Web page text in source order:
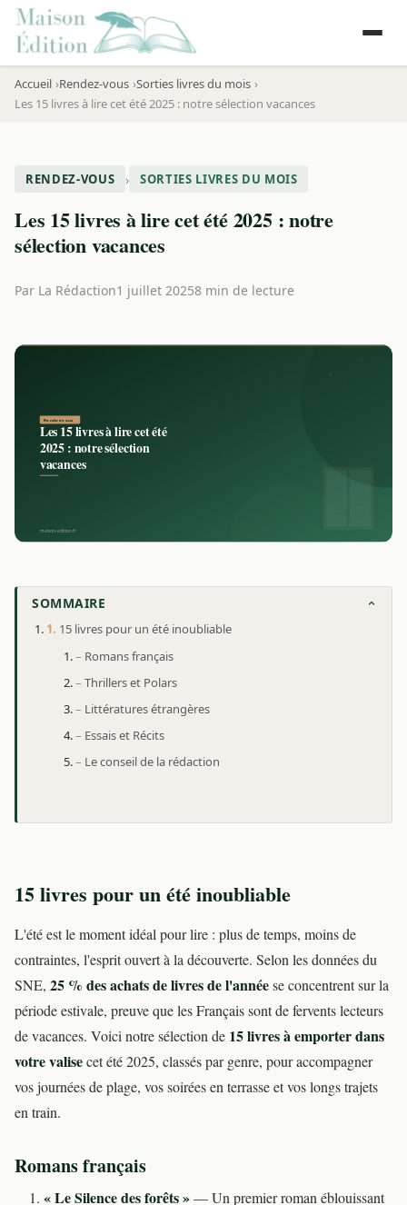
Accueil Rendez-vous Sorties livres du mois
Les 15 livres à lire cet été 2025 : notre sélection vacances
RENDEZ-VOUS › SORTIES LIVRES DU MOIS
Les 15 livres à lire cet été 2025 : notre
sélection vacances
Par La Rédaction1 juillet 20258 min de lecture
SOMMAIRE
15 livres pour un été inoubliable
Romans français
Thrillers et Polars
Littératures étrangères
Essais et Récits
Le conseil de la rédaction
15 livres pour un été inoubliable
L'été est le moment idéal pour lire : plus de temps, moins de
contraintes, l'esprit ouvert à la découverte. Selon les données du
SNE, 25 % des achats de livres de l'annéese concentrent sur la
période estivale, preuve que les Français sont de fervents lecteurs
de vacances. Voici notre sélection de 15 livres à emporter dans
votre valisecet été 2025, classés par genre, pour accompagner
vos journées de plage, vos soirées en terrasse et vos longs trajets
en train.
Romans français
« Le Silence des forêts »— Un premier roman éblouissant